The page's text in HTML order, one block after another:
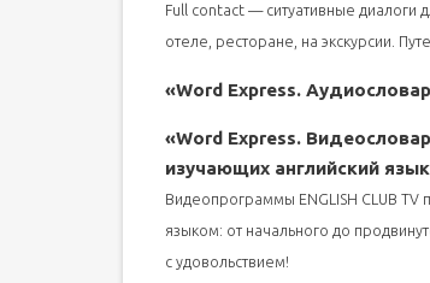
Full contact — ситуативные диалоги
отеле, ресторане, на экскурсии.
«Word Express.
«Word Express.
изучающих английский
Видеопрограммы ENGLISH CLUB
языком: от начального до
с удовольствием!